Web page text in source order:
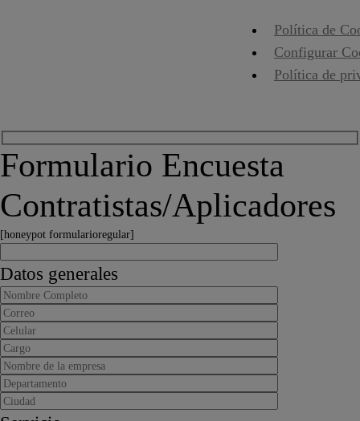
Política de
Configurar
Política de
Formulario Encuesta
Contratistas/Aplicadores
[honeypot formularioregular]
Datos generales